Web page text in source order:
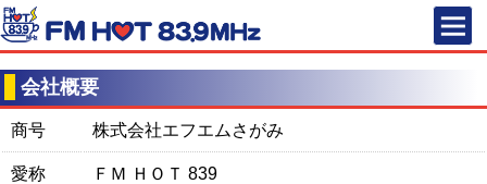
FM HOT
会社概要
商号 株式会社エフエムさがみ
愛称 ＦＭ ＨＯＴ 839